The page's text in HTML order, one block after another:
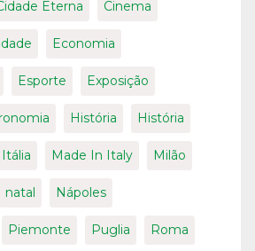
Eterna Cinema
Economia
Esporte Exposição
História História
Itália Made In Italy Milão
natal Nápoles
Piemonte Puglia Roma